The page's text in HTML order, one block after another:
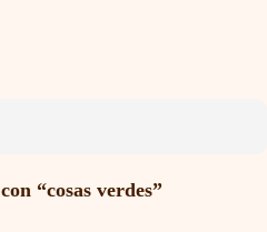
“cosas verdes”